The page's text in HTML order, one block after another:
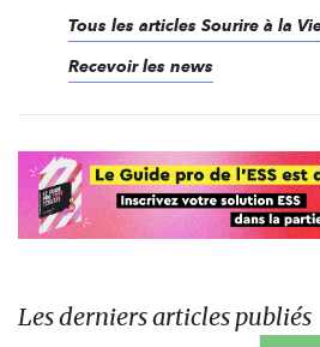
Tous les articles Sourire à la
Recevoir les news
Les derniers articles publiés